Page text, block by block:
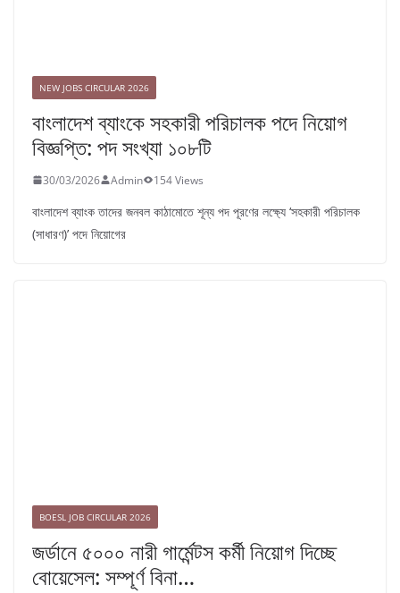
NEW JOBS CIRCULAR 2026
বাংলাদেশ ব্যাংকে সহকারী পরিচালক পদে নিয়োগ
বিজ্ঞপ্তি: পদ সংখ্যা ১০৮টি
30/03/2026 Admin 154 Views
বাংলাদেশ ব্যাংক তাদের জনবল কাঠামোতে শূন্য পদ পূরণের লক্ষ্যে ‘সহকারী পরিচালক
(সাধারণ)’ পদে নিয়োগের
BOESL JOB CIRCULAR 2026
জর্ডানে ৫০০০ নারী গার্মেন্টস কর্মী নিয়োগ দিচ্ছে
বোয়েসেল: সম্পূর্ণ বিনা…